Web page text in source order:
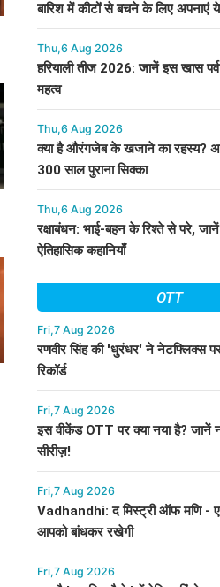
बारिश में कीटों से बचने के लिए अपनाएं
Thu,6 Aug 2026
हरियाली तीज 2026: जानें इस खास
महत्व
Thu,6 Aug 2026
क्या है औरंगजेब के खजाने का रहस्य?
300 साल पुराना सिक्का
Thu,6 Aug 2026
रक्षाबंधन: भाई-बहन के रिश्ते से परे, जानें
ऐतिहासिक कहानियाँ
OTT
Fri,7 Aug 2026
रणवीर सिंह की 'धुरंधर' ने नेटफ्लिक्स पर
रिकॉर्ड
Fri,7 Aug 2026
इस वीकेंड OTT पर क्या नया है? जानें
सीरीज़!
Fri,7 Aug 2026
Vadhandhi: द मिस्ट्री ऑफ मणि -
आपको बांधकर रखेगी
Fri,7 Aug 2026